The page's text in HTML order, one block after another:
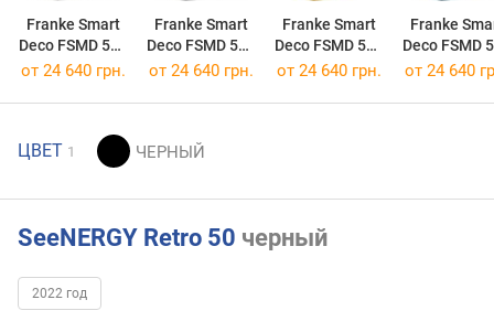
Franke Smart
Deco FSMD 508
WH
Franke Smart
Deco FSMD 508
GY
Franke Smart
Deco FSMD 508
YL
Franke
Deco FSMD
BL
от 24 640 грн. от 24 640 грн. от 24 640 грн. от 24 640
ЦВЕТ 1
SeeNERGY Retro 50 черный
2022 год